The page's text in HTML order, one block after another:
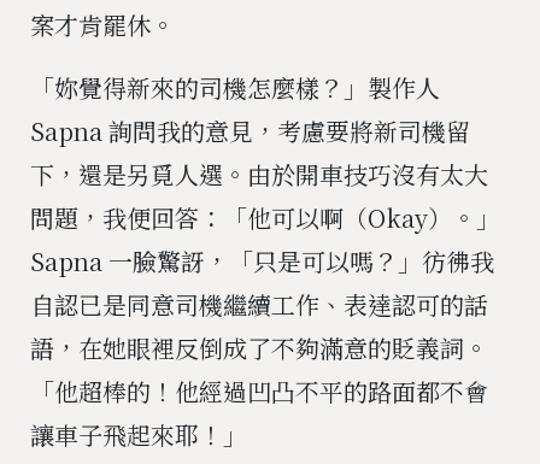
案才肯罷休。
「妳覺得新來的司機怎麼樣？」製作人
Sapna 詢問我的意見，考慮要將新司機留
下，還是另覓人選。由於開車技巧沒有太大
問題，我便回答：「他可以啊（Okay）。」
Sapna 一臉驚訝，「只是可以嗎？」彷彿我
自認已是同意司機繼續工作、表達認可的話
語，在她眼裡反倒成了不夠滿意的貶義詞。
「他超棒的！他經過凹凸不平的路面都不會
讓車子飛起來耶！」